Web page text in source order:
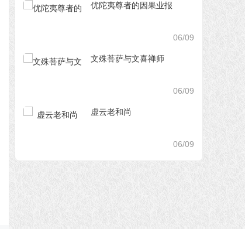
优陀夷尊者的因果业报
06/09
文殊菩萨与文喜禅师
06/09
虚云老和尚
06/09